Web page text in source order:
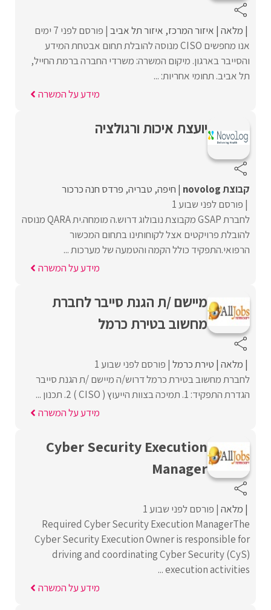
מלאה איזור המרכז איזור תל אביב פורסם לפני 7 ימים
אנו מחפשים CISO מנוסה להובלת תחום אבטחת המידע
והסייבר בארגון. מיקום המשרה: משרדי החברה ברמת החייל,
תל אביב. תחומי אחריות: ...
מידע על המשרה
יועצת איכות ורגולציה
קבוצת novolog חיפה טבריה פרדס חנה כרכור
פורסם לפני שבוע 1
לחברת GSAP מקבוצת נובולוג דרוש.ה מומחה.ית QARA מנוסה
להובלת פרויקטים אצל לקוחותינו בתחום המכשור
הרפואי.התפקיד כולל הקמה והטמעה של מערכות ...
מידע על המשרה
מיישם /ת הגנת סייבר לחברת
מחשוב בטירת כרמל
מלאה טירת כרמל פורסם לפני שבוע 1
לחברת מחשוב בטירת כרמל דרוש/ה מיישם /ת הגנת סייבר
הגדרת התפקיד: 1. תמיכה בצוות הייעוץ ( CISO ) 2. תכנון ...
מידע על המשרה
Cyber Security Execution
Manager
מלאה פורסם לפני שבוע 1
Required Cyber Security Execution ManagerThe
Cyber Security Execution Owner is responsible for
driving and coordinating Cyber Security (CyS)
execution activities ...
מידע על המשרה